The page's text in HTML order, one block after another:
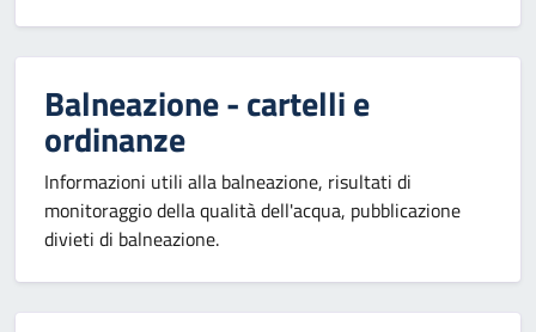
Balneazione - cartelli e
ordinanze
Informazioni utili alla balneazione, risultati di
monitoraggio della qualità dell'acqua, pubblicazione
divieti di balneazione.